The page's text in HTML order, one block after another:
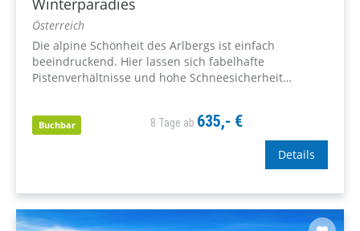
Winterparadies
Österreich
Die alpine Schönheit des Arlbergs ist einfach
beeindruckend. Hier lassen sich fabelhafte
Pistenverhältnisse und hohe Schneesicherheit
Buchbar 8 Tage ab 635,- €
Details